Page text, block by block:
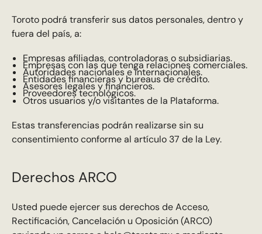
Toroto podrá transferir sus datos personales, dentro y
fuera del país, a:
Empresas afiliadas, controladoras o subsidiarias.
Empresas con las que tenga relaciones comerciales.
Autoridades nacionales e internacionales.
Entidades financieras y bureaus de crédito.
Asesores legales y financieros.
Proveedores tecnológicos.
Otros usuarios y/o visitantes de la Plataforma.
Estas transferencias podrán realizarse sin su
consentimiento conforme al artículo 37 de la Ley.
Derechos ARCO
Usted puede ejercer sus derechos de Acceso,
Rectificación, Cancelación u Oposición (ARCO)